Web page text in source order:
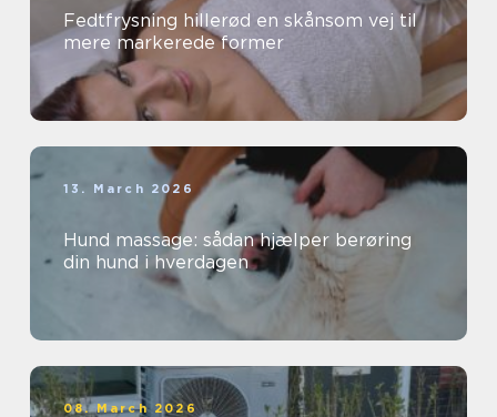
Fedtfrysning hillerød en skånsom vej til
mere markerede former
13. March 2026
Hund massage: sådan hjælper berøring
din hund i hverdagen
08. March 2026